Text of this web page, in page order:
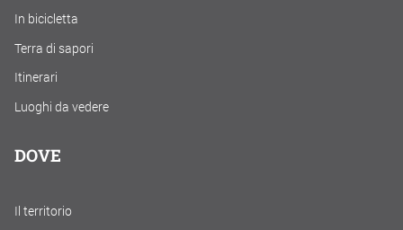
In bicicletta
Terra di sapori
Itinerari
Luoghi da vedere
DOVE
Il territorio